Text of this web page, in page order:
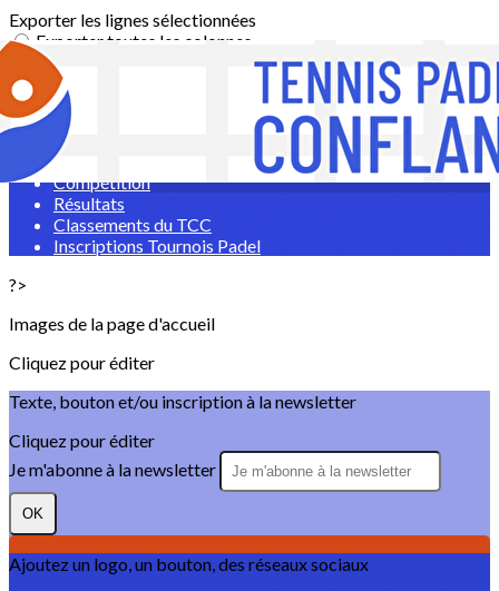
Exporter les lignes sélectionnées
Exporter toutes les colonnes
Exporter uniquement les colonnes affichées
Menu
<
Compétition
Résultats
Classements du TCC
Inscriptions Tournois Padel
?>
Images de la page d'accueil
Cliquez pour éditer
Texte, bouton et/ou inscription à la newsletter
Cliquez pour éditer
Je m'abonne à la newsletter
OK
Ajoutez un logo, un bouton, des réseaux sociaux